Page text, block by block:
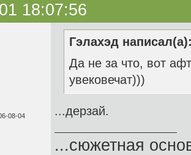
18:07:56
08-04
Гэлахэд
Да не за что, вот
увековечат)))
...дерзай.
...сюжетная